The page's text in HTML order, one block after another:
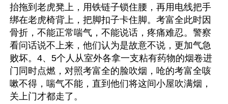
抬拖到老虎凳上，用铁链子锁住腰，再用电线把手
绑在老虎椅背上，把脚扣子卡住脚。考富全此时因
骨折，不能正常喘气，不能说话，疼痛难忍。警察
看问话说不上来，他们认为是故意不说，更加气急
败坏。4、5个人从室外各拿一支粘有药物的烟卷进
门同时点燃，对照考富全的脸吹烟，呛的考富全咳
嗽不得，喘气不能，直到他们将这间小屋吹满烟，
关上门才都走了。